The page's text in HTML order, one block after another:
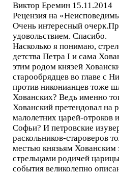
Виктор Еремин 15.11.2014
Рецензия на
Очень интересный
удовольствием. Спасибо.
Насколько я понимаю,
детства Петра I и сама
этим родом князей
старообрядцев во главе с
против никонианцев тоже
Хованских? Ведь именно
Хованский претендовал на
малолетних царей-отроков
Софьи? И петровские
раскольников-староверов
местью князьям Хованским
стрельцами родичей
события великолепно